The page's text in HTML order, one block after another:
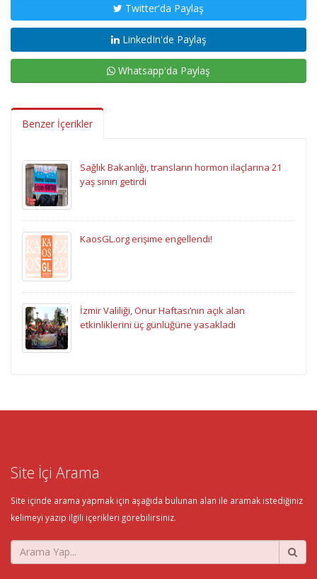
Twitter'da Paylaş
LinkedIn'de Paylaş
Whatsapp'da Paylaş
Benzer İçerikler
Sağlık Bakanlığı, transların hormon ilaçlarına 21
yaş sınırı getirdi
KaosGL.org erişime engellendi!
İzmir Valiliği, Onur Haftası’nın açık alan
etkinliklerini üç günlüğüne yasakladı
Site İçi Arama
Site içinde arama yapmak için aşağıda bulunan alan ile aramak istediğiniz
kelimeyi yazıp ilgili içerikleri görebilirsiniz.